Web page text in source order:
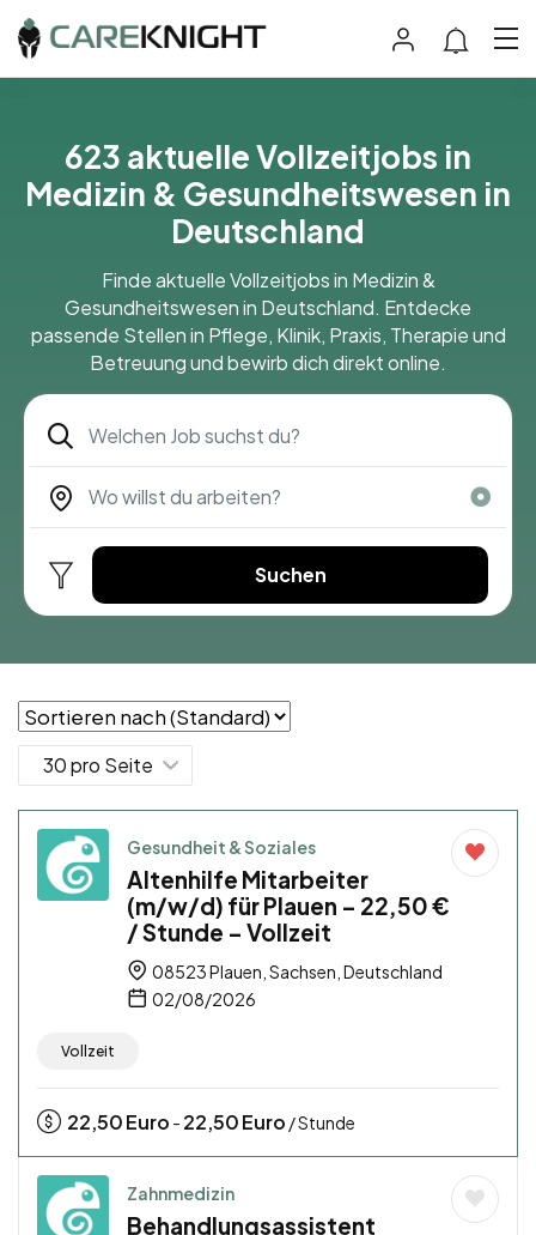
623 aktuelle Vollzeitjobs in
Medizin & Gesundheitswesen in
Deutschland
Finde aktuelle Vollzeitjobs in Medizin &
Gesundheitswesen in Deutschland. Entdecke
passende Stellen in Pflege, Klinik, Praxis, Therapie und
Betreuung und bewirb dich direkt online.
Suchen
Gesundheit & Soziales
Altenhilfe Mitarbeiter
(m/w/d) für Plauen – 22,50 €
/ Stunde – Vollzeit
08523 Plauen, Sachsen, Deutschland
02/08/2026
Vollzeit
22,50Euro - 22,50Euro / Stunde
Zahnmedizin
Behandlungsassistent